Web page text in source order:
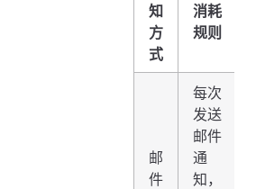
知
方
式
消耗
规则
邮
件
每次
发送
邮件
通
知，